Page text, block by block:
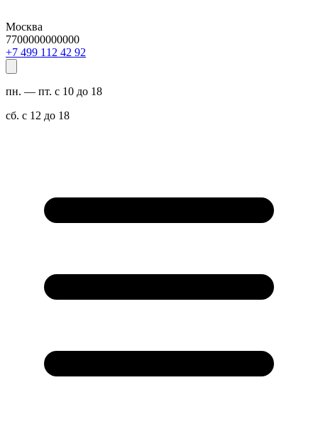
Москва
7700000000000
29 24 211 994 7+
пн. — пт. с 10 до 18
сб. с 12 до 18